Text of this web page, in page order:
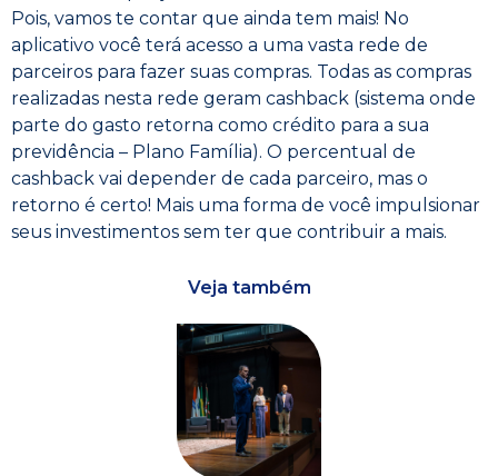
Pois, vamos te contar que ainda tem mais! No
aplicativo você terá acesso a uma vasta rede de
parceiros para fazer suas compras. Todas as compras
realizadas nesta rede geram cashback (sistema onde
parte do gasto retorna como crédito para a sua
previdência – Plano Família). O percentual de
cashback vai depender de cada parceiro, mas o
retorno é certo! Mais uma forma de você impulsionar
seus investimentos sem ter que contribuir a mais.
Veja também